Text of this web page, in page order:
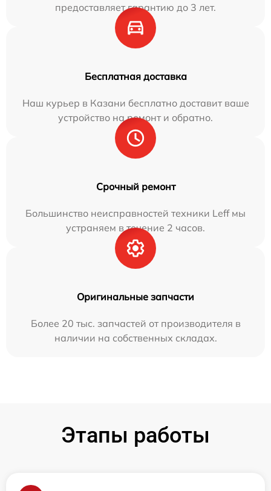
предоставляет гарантию до 3 лет.
Бесплатная доставка
Наш курьер в Казани бесплатно доставит ваше
устройство на ремонт и обратно.
Срочный ремонт
Большинство неисправностей техники Leff мы
устраняем в течение 2 часов.
Оригинальные запчасти
Более 20 тыс. запчастей от производителя в
наличии на собственных складах.
Этапы работы